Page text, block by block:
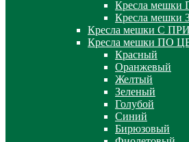
Кресла
Кресла
Кресла мешки С
Кресла мешки ПО
Красный
Оранжевый
Желтый
Зеленый
Голубой
Синий
Бирюзовый